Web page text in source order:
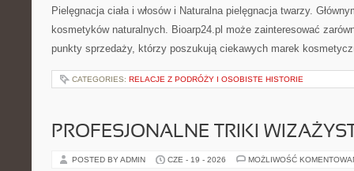
Pielęgnacja ciała i włosów i Naturalna pielęgnacja twarzy.
kosmetyków naturalnych. Bioarp24.pl może zainteresować
punkty sprzedaży, którzy poszukują ciekawych marek
CATEGORIES: RELACJE Z PODRÓŻY I OSOBISTE HISTORIE
PROFESJONALNE TRIKI
POSTED BY ADMIN CZE - 19 - 2026 MOŻLIWOŚĆ